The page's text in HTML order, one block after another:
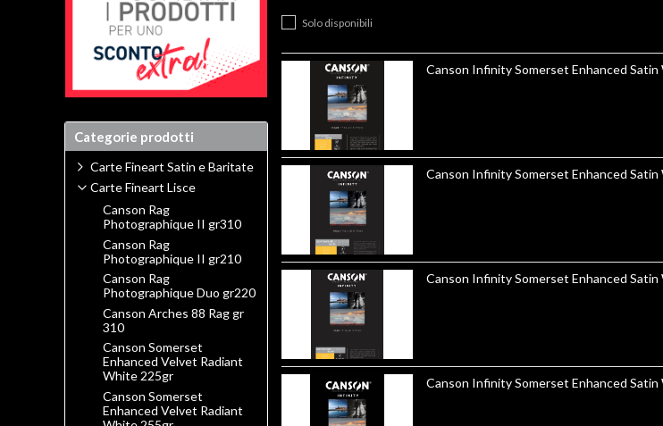
Solo disponibili
Categorie prodotti
Carte Fineart Satin e Baritate
Carte Fineart Lisce
Canson Rag
Photographique II gr310
Canson Rag
Photographique II gr210
Canson Rag
Photographique Duo gr220
Canson Arches 88 Rag gr
310
Canson Somerset
Enhanced Velvet Radiant
White 225gr
Canson Somerset
Enhanced Velvet Radiant